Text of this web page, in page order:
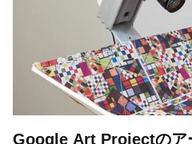
Google Art Projectのア